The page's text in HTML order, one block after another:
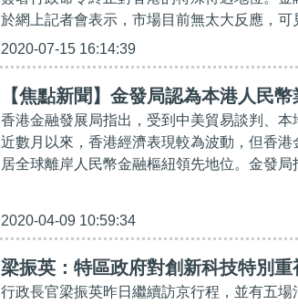
於網上記者會表示，市場目前無太大反應，可
2020-07-15 16:14:39
【焦點新聞】金發局認為本港人民
香港金融發展局指出，受到中美貿易談判、本
近數月以來，香港經濟表現較為波動，但香
居全球離岸人民幣金融樞紐領先地位。金發局
2020-04-09 10:59:34
梁振英：特區政府對創新科技特別重
行政長官梁振英昨日繼續訪京行程，並有五